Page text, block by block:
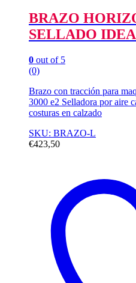
BRAZO
SELLADO
0 out of 5
(0)
Brazo con tracción para
3000 e2 Selladora por aire
costuras en calzado
SKU: BRAZO-L
€423,50